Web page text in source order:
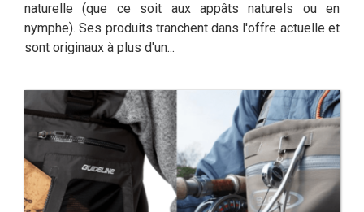
naturelle (que ce soit aux appâts naturels ou en
nymphe). Ses produits tranchent dans l'offre actuelle et
sont originaux à plus d'un...